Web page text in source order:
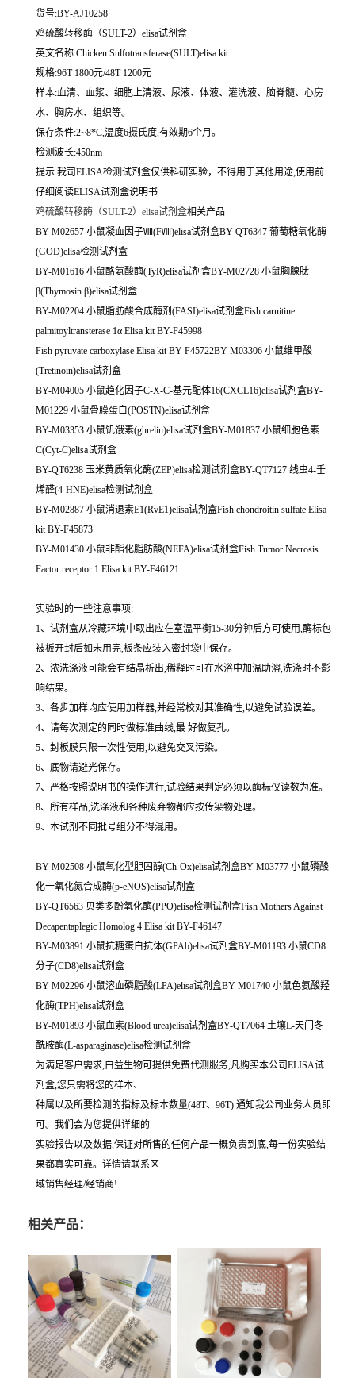
货号:BY-AJ10258
鸡硫酸转移酶（SULT-2）elisa试剂盒
英文名称:Chicken Sulfotransferase(SULT)elisa kit
规格:96T 1800元/48T 1200元
样本:血清、血浆、细胞上清液、尿液、体液、灌洗液、脑脊髓、心房
水、胸房水、组织等。
保存条件:2~8*C,温度6摄氏度,有效期6个月。
检测波长:450nm
提示:我司ELISA检测试剂盒仅供科研实验，不得用于其他用途;使用前
仔细阅读ELISA试剂盒说明书
鸡硫酸转移酶（SULT-2）elisa试剂盒相关产品
BY-M02657 小鼠凝血因子Ⅷ(FⅧ)elisa试剂盒BY-QT6347 葡萄糖氧化酶
(GOD)elisa检测试剂盒
BY-M01616 小鼠酪氨酸酶(TyR)elisa试剂盒BY-M02728 小鼠胸腺肽
β(Thymosin β)elisa试剂盒
BY-M02204 小鼠脂肪酸合成酶剂(FASI)elisa试剂盒Fish carnitine
palmitoyltransterase 1α Elisa kit BY-F45998
Fish pyruvate carboxylase Elisa kit BY-F45722BY-M03306 小鼠维甲酸
(Tretinoin)elisa试剂盒
BY-M04005 小鼠趋化因子C-X-C-基元配体16(CXCL16)elisa试剂盒BY-
M01229 小鼠骨膜蛋白(POSTN)elisa试剂盒
BY-M03353 小鼠饥饿素(ghrelin)elisa试剂盒BY-M01837 小鼠细胞色素
C(Cyt-C)elisa试剂盒
BY-QT6238 玉米黄质氧化酶(ZEP)elisa检测试剂盒BY-QT7127 线虫4-壬
烯醛(4-HNE)elisa检测试剂盒
BY-M02887 小鼠消退素E1(RvE1)elisa试剂盒Fish chondroitin sulfate Elisa
kit BY-F45873
BY-M01430 小鼠非酯化脂肪酸(NEFA)elisa试剂盒Fish Tumor Necrosis
Factor receptor 1 Elisa kit BY-F46121
实验时的一些注意事项:
1、试剂盒从冷藏环境中取出应在室温平衡15-30分钟后方可使用,酶标包
被板开封后如未用完,板条应装入密封袋中保存。
2、浓洗涤液可能会有结晶析出,稀释时可在水浴中加温助溶,洗涤时不影
响结果。
3、各步加样均应使用加样器,并经常校对其准确性,以避免试验误差。
4、请每次测定的同时做标准曲线,最 好做复孔。
5、封板膜只限一次性使用,以避免交叉污染。
6、底物请避光保存。
7、严格按照说明书的操作进行,试验结果判定必须以酶标仪读数为准。
8、所有样品,洗涤液和各种废弃物都应按传染物处理。
9、本试剂不同批号组分不得混用。
BY-M02508 小鼠氧化型胆固醇(Ch-Ox)elisa试剂盒BY-M03777 小鼠磷酸
化一氧化氮合成酶(p-eNOS)elisa试剂盒
BY-QT6563 贝类多酚氧化酶(PPO)elisa检测试剂盒Fish Mothers Against
Decapentaplegic Homolog 4 Elisa kit BY-F46147
BY-M03891 小鼠抗糖蛋白抗体(GPAb)elisa试剂盒BY-M01193 小鼠CD8
分子(CD8)elisa试剂盒
BY-M02296 小鼠溶血磷脂酸(LPA)elisa试剂盒BY-M01740 小鼠色氨酸羟
化酶(TPH)elisa试剂盒
BY-M01893 小鼠血素(Blood urea)elisa试剂盒BY-QT7064 土壤L-天门冬
酰胺酶(L-asparaginase)elisa检测试剂盒
为满足客户需求,白益生物可提供免费代测服务,凡购买本公司ELISA试
剂盒,您只需将您的样本、
种属以及所要检测的指标及标本数量(48T、96T) 通知我公司业务人员即
可。我们会为您提供详细的
实验报告以及数据,保证对所售的任何产品一概负责到底,每一份实验结
果都真实可靠。详情请联系区
域销售经理/经销商!
相关产品：